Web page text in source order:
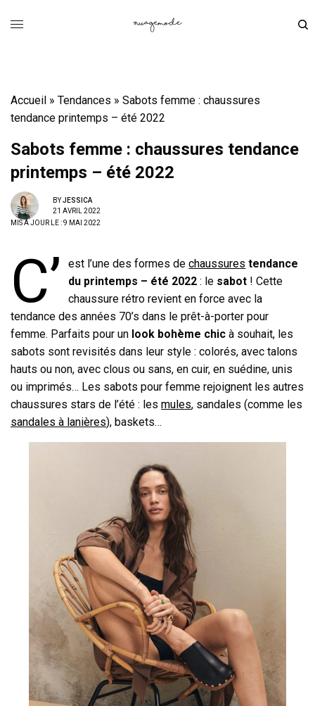
Accueil »Tendances »Sabots femme : chaussures
tendance printemps – été 2022
Sabots femme : chaussures tendance
printemps – été 2022
BYJESSICA
21 AVRIL 2022
MIS À JOUR LE : 9 MAI 2022
C’ est l’une des formes dechaussures tendance
du printemps – été 2022 : le sabot ! Cette
chaussure rétro revient en force avec la
tendance des années 70’s dans le prêt-à-porter pour
femme. Parfaits pour un look bohème chic à souhait, les
sabots sont revisités dans leur style : colorés, avec talons
hauts ou non, avec clous ou sans, en cuir, en suédine, unis
ou imprimés… Les sabots pour femme rejoignent les autres
chaussures stars de l’été : lesmules, sandales (comme les
sandales à lanières), baskets…